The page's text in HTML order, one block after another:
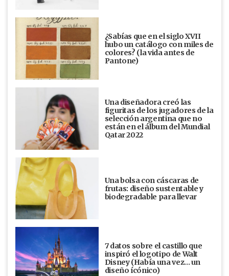
¿Sabías que en el siglo XVII
hubo un catálogo con miles de
colores? (la vida antes de
Pantone)
Una diseñadora creó las
figuritas de los jugadores de la
selección argentina que no
están en el álbum del Mundial
Qatar 2022
Una bolsa con cáscaras de
frutas: diseño sustentable y
biodegradable para llevar
7 datos sobre el castillo que
inspiró el logotipo de Walt
Disney (Había una vez... un
diseño ícónico)